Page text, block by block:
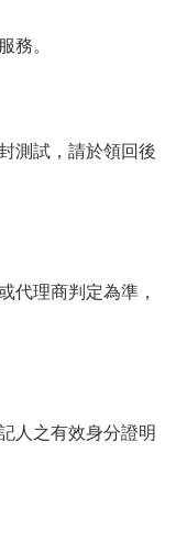
務。
測試，請於領回後
代理商判定為準，
人之有效身分證明